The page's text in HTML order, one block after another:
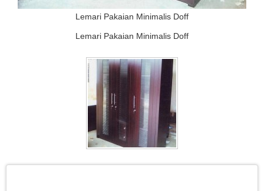
Lemari Pakaian Minimalis Doff
Lemari Pakaian Minimalis Doff